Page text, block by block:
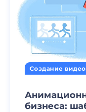
Создание видео
бизнеса: